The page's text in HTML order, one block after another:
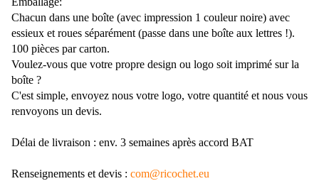
Chacun dans une boîte (avec impression 1 couleur noire) avec
essieux et roues séparément (passe dans une boîte aux lettres !).
100 pièces par carton.
Voulez-vous que votre propre design ou logo soit imprimé sur la
boîte ?
C'est simple, envoyez nous votre logo, votre quantité et nous vous
renvoyons un devis.
Délai de livraison : env. 3 semaines après accord BAT
Renseignements et devis : com@ricochet.eu